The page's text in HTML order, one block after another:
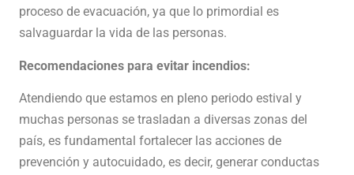
proceso de evacuación, ya que lo primordial es
salvaguardar la vida de las personas.
Recomendaciones para evitar incendios:
Atendiendo que estamos en pleno periodo estival y
muchas personas se trasladan a diversas zonas del
país, es fundamental fortalecer las acciones de
prevención y autocuidado, es decir, generar conductas